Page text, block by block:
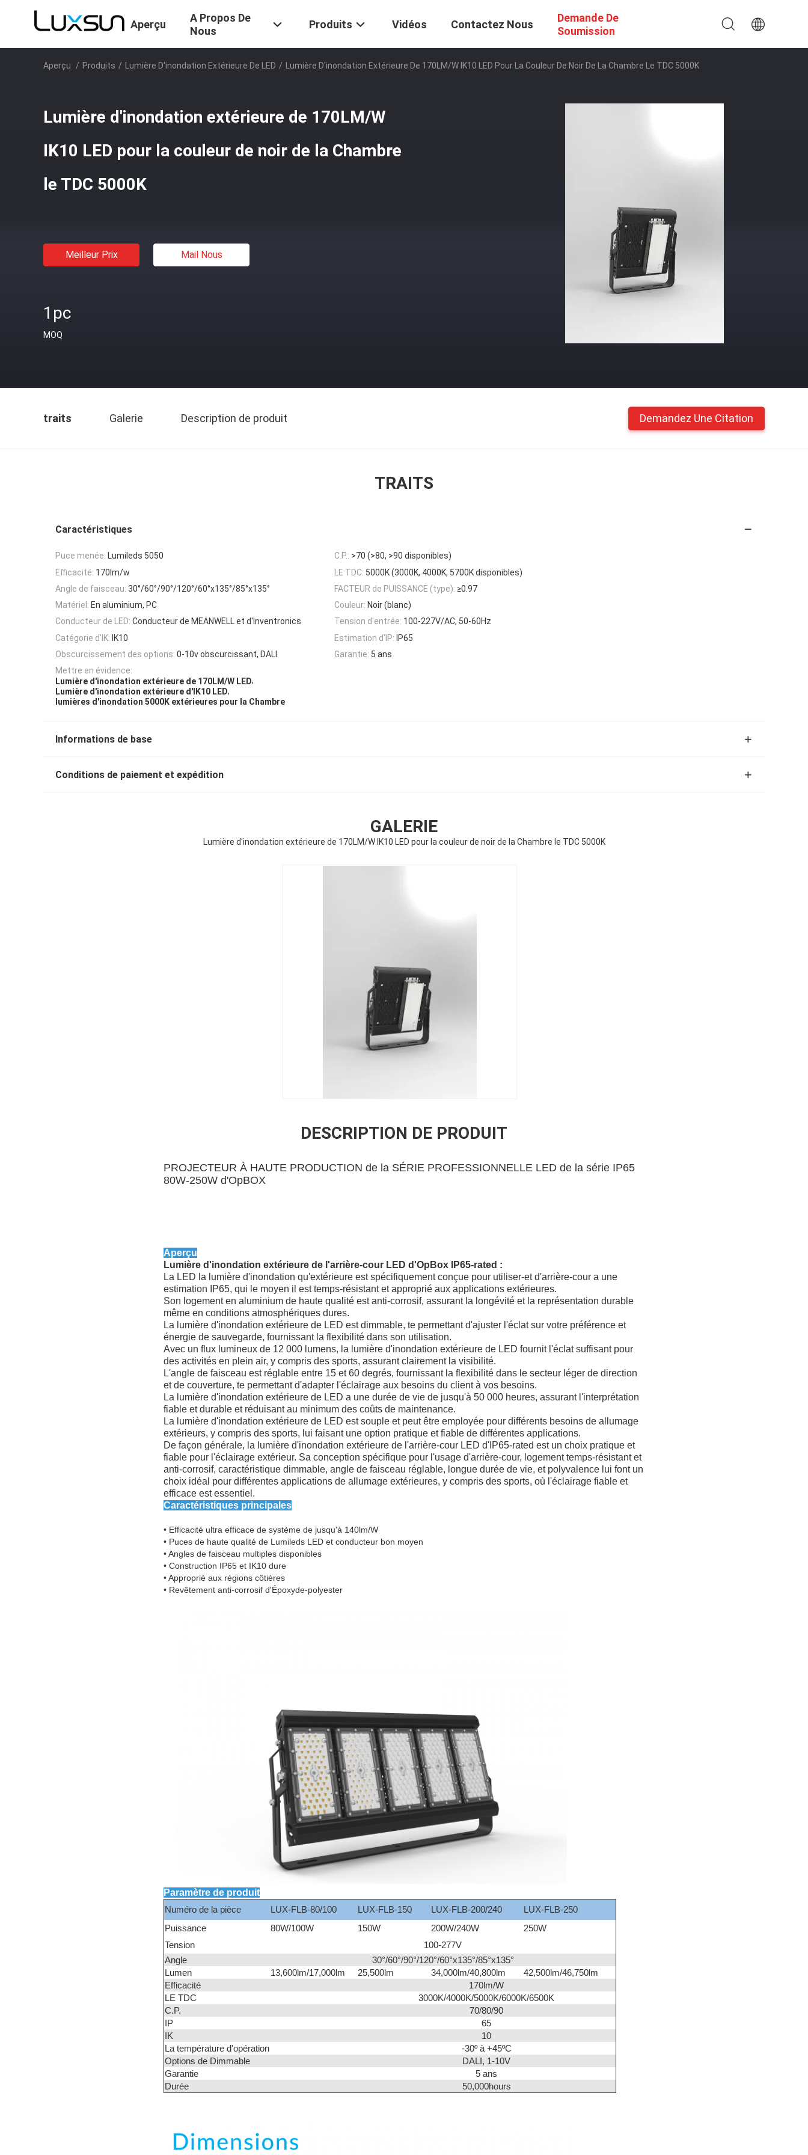
Aperçu
A Propos De
Nous
Produits Vidéos Contactez Nous
Demande De
Soumission
Aperçu / Produits / Lumière D'inondation Extérieure De LED / Lumière D'inondation Extérieure De 170LM/W IK10 LED Pour La Couleur De Noir De La Chambre Le TDC 5000K
Lumière d'inondation extérieure de 170LM/W
IK10 LED pour la couleur de noir de la Chambre
le TDC 5000K
Meilleur Prix Mail Nous
1pc
MOQ
traits Galerie Description de produit Demandez Une Citation
TRAITS
Caractéristiques
Puce menée: Lumileds 5050 C.P.: >70 (>80, >90 disponibles)
Efficacité: 170lm/w LE TDC: 5000K (3000K, 4000K, 5700K disponibles)
Angle de faisceau: 30°/60°/90°/120°/60°x135°/85°x135° FACTEUR de PUISSANCE (type): ≥0.97
Matériel: En aluminium, PC Couleur: Noir (blanc)
Conducteur de LED: Conducteur de MEANWELL et d'Inventronics Tension d'entrée: 100-227V/AC, 50-60Hz
Catégorie d'IK: IK10 Estimation d'IP: IP65
Obscurcissement des options: 0-10v obscurcissant, DALI Garantie: 5 ans
Mettre en évidence:
Lumière d'inondation extérieure de 170LM/W LED,
Lumière d'inondation extérieure d'IK10 LED,
lumières d'inondation 5000K extérieures pour la Chambre
Informations de base
Conditions de paiement et expédition
GALERIE
Lumière d'inondation extérieure de 170LM/W IK10 LED pour la couleur de noir de la Chambre le TDC 5000K
DESCRIPTION DE PRODUIT
PROJECTEUR À HAUTE PRODUCTION de la SÉRIE PROFESSIONNELLE LED de la série IP65
80W-250W d'OpBOX
Aperçu
Lumière d'inondation extérieure de l'arrière-cour LED d'OpBox IP65-rated :
La LED la lumière d'inondation qu'extérieure est spécifiquement conçue pour utiliser-et d'arrière-cour a une
estimation IP65, qui le moyen il est temps-résistant et approprié aux applications extérieures.
Son logement en aluminium de haute qualité est anti-corrosif, assurant la longévité et la représentation durable
même en conditions atmosphériques dures.
La lumière d'inondation extérieure de LED est dimmable, te permettant d'ajuster l'éclat sur votre préférence et
énergie de sauvegarde, fournissant la flexibilité dans son utilisation.
Avec un flux lumineux de 12 000 lumens, la lumière d'inondation extérieure de LED fournit l'éclat suffisant pour
des activités en plein air, y compris des sports, assurant clairement la visibilité.
L'angle de faisceau est réglable entre 15 et 60 degrés, fournissant la flexibilité dans le secteur léger de direction
et de couverture, te permettant d'adapter l'éclairage aux besoins du client à vos besoins.
La lumière d'inondation extérieure de LED a une durée de vie de jusqu'à 50 000 heures, assurant l'interprétation
fiable et durable et réduisant au minimum des coûts de maintenance.
La lumière d'inondation extérieure de LED est souple et peut être employée pour différents besoins de allumage
extérieurs, y compris des sports, lui faisant une option pratique et fiable de différentes applications.
De façon générale, la lumière d'inondation extérieure de l'arrière-cour LED d'IP65-rated est un choix pratique et
fiable pour l'éclairage extérieur. Sa conception spécifique pour l'usage d'arrière-cour, logement temps-résistant et
anti-corrosif, caractéristique dimmable, angle de faisceau réglable, longue durée de vie, et polyvalence lui font un
choix idéal pour différentes applications de allumage extérieures, y compris des sports, où l'éclairage fiable et
efficace est essentiel.
Caractéristiques principales
• Efficacité ultra efficace de système de jusqu'à 140lm/W
• Puces de haute qualité de Lumileds LED et conducteur bon moyen
• Angles de faisceau multiples disponibles
• Construction IP65 et IK10 dure
• Approprié aux régions côtières
• Revêtement anti-corrosif d'Époxyde-polyester
Paramètre de produit
Numéro de la pièce LUX-FLB-80/100 LUX-FLB-150 LUX-FLB-200/240
LUX-FLB-250
Puissance
80W/100W 150W 200W/240W
250W
Tension
100-277V
Angle
30°/60°/90°/120°/60°x135°/85°x135°
Lumen
13,600lm/17,000lm 25,500lm 34,000lm/40,800lm
42,500lm/46,750lm
Efficacité
170lm/W
LE TDC
3000K/4000K/5000K/6000K/6500K
C.P.
70/80/90
IP
65
IK
10
La température d'opération
-30º à +45ºC
Options de Dimmable
DALI, 1-10V
Garantie
5 ans
Durée
50,000hours